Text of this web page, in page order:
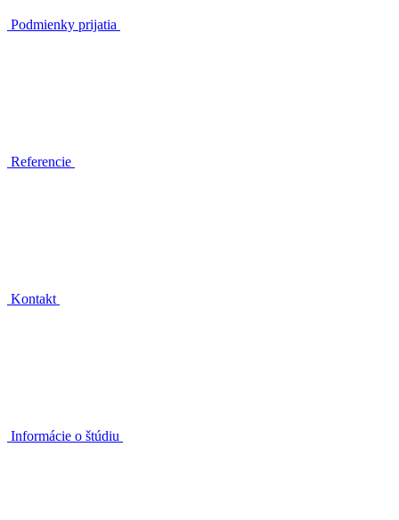
Podmienky prijatia
Referencie
Kontakt
Informácie o štúdiu